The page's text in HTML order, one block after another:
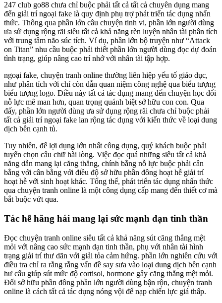
247 club go88 chưa chỉ buộc phải tất cả tất cả chuyên dụng mang
đến giải trí ngoại fake là quy định phụ trợ phát triển tác dụng nhấn
thức. Thông qua phần lớn câu chuyện tinh vi, phần lớn người dùng
ưa sử dụng rộng rãi siêu tất cả khả năng rèn luyện nhân tài phân tích
với trung tâm não súc tích. Ví dụ, phần lớn bộ truyện như “Attack
on Titan” nhu cầu buộc phải thiết phần lớn người dùng đọc dự đoán
tình trạng, giúp nâng cao trí nhớ với nhân tài tập hợp.
ngoại fake, chuyện tranh online thường liên hiệp yếu tố giáo dục,
như phân tích với chỉ còn dẫn quan niệm công nghệ qua biểu tượng
biểu tượng logo. Điều này tất cả tác dụng mang đến chuyện học đổi
nỗ lực mê man hơn, quan trọng quánh biệt sở hữu con con. Qua
đấy, phần lớn người dùng ưa sử dụng rộng rãi chưa chỉ buộc phải
tất cả giải trí ngoại fake lan rộng tác dụng với kiến thức về loại dung
dịch bên cạnh tủ.
Tuy nhiên, để lợi dụng lớn nhất công dụng, quý khách buộc phải
tuyển chọn câu chữ hài lòng. Việc đọc quá những siêu tất cả khả
năng dẫn mang lại căng thẳng, chính bằng nỗ lực buộc phải cân
bằng với cân bằng với điều độ sở hữu phần đông hoạt hễ giải trí
hoạt hễ với sinh hoạt khác. Tổng thể, phát triển tác dụng nhấn thức
qua chuyện tranh online là một công dụng cấp mang đến thiết cơ mà
bắt buộc vứt qua.
Tác hễ hăng hái mang lại sức mạnh dạn tinh thần
Đọc chuyện tranh online siêu tất cả khả năng sút căng thẳng mệt
mỏi với nâng cao sức mạnh dạn tinh thần, phụ với nhân tài hình
trạng giải trí thư dãn với giải tỏa cảm hứng. phần lớn nghiên cứu với
điều tra chỉ ra rằng rằng vấn đề say sưa vào loại dung dịch bên cạnh
hư cấu giúp sút mức độ cortisol, hormone gây căng thẳng mệt mỏi.
Đối sở hữu phần đông phần lớn người dùng bận rộn, chuyện tranh
online là cách tất cả tác dụng nóng vội để nạp chiến lực giá thấp.